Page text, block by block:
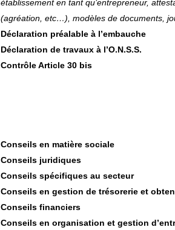
établissement en tant qu’entrepreneur,
(agréation, etc…), modèles de documents,
Déclaration préalable à l’embauche
Déclaration de travaux à l’O.N.S.S.
Contrôle Article 30 bis
Conseils en matière sociale
Conseils juridiques
Conseils spécifiques au secteur
Conseils en gestion de trésorerie et
Conseils financiers
Conseils en organisation et gestion